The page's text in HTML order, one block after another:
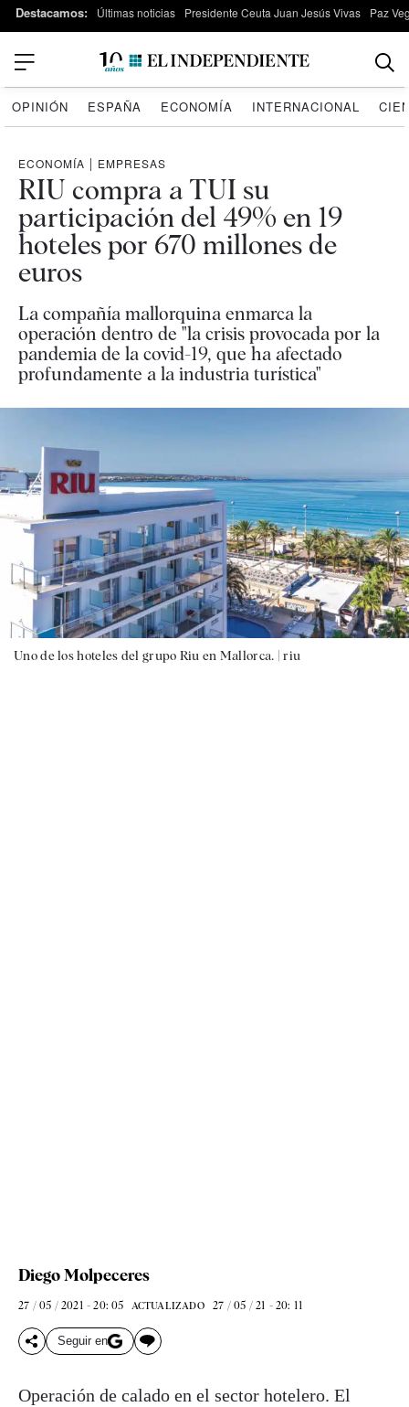
Destacamos: Últimas noticias Presidente Ceuta Juan Jesús Vivas Paz
OPINIÓN ESPAÑA ECONOMÍA INTERNACIONAL
ECONOMÍA | EMPRESAS
RIU compra a TUI su
participación del 49% en 19
hoteles por 670 millones de
euros
La compañía mallorquina enmarca la
operación dentro de "la crisis provocada por la
pandemia de la covid-19, que ha afectado
profundamente a la industria turística"
Uno de los hoteles del grupo Riu en Mallorca. |riu
Diego Molpeceres
27 / 05 / 2021 - 20: 05 ACTUALIZADO 27 / 05 / 21 - 20: 11
Seguir en
Operación de calado en el sector hotelero. El